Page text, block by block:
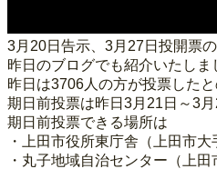
3月20日告示、3月27日投開票
昨日のブログでも紹介いたしま
昨日は3706人の方が投票したと
期日前投票は昨日3月21日～3月
期日前投票できる場所は
・上田市役所東庁舎（上田市
・丸子地域自治センター（上田